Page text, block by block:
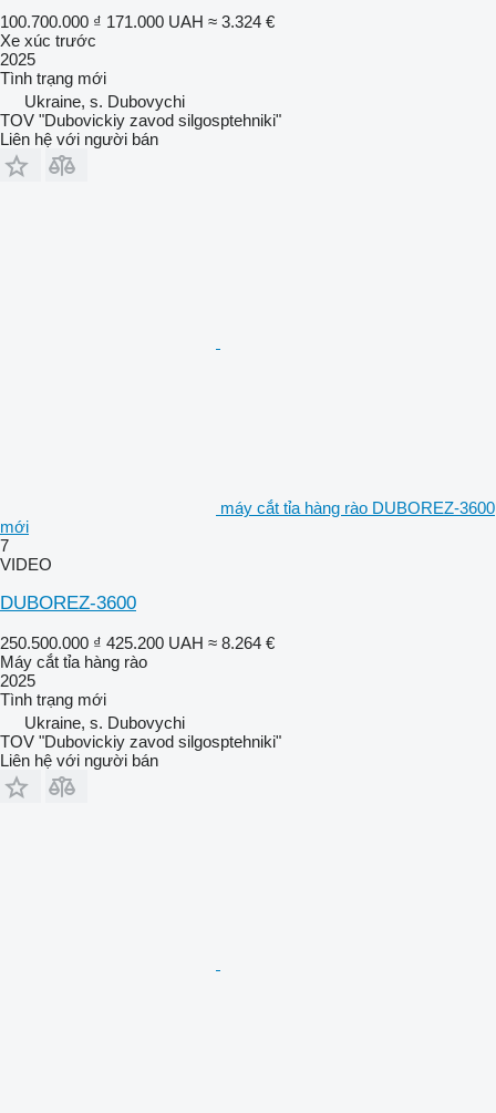
100.700.000 ₫ 171.000 UAH ≈ 3.324 €
Xe xúc trước
2025
Tình trạng mới
Ukraine, s. Dubovychi
TOV "Dubovickiy zavod silgosptehniki"
Liên hệ với người bán
máy cắt tỉa hàng rào DUBOREZ-3600
mới
7
VIDEO
DUBOREZ-3600
250.500.000 ₫ 425.200 UAH ≈ 8.264 €
Máy cắt tỉa hàng rào
2025
Tình trạng mới
Ukraine, s. Dubovychi
TOV "Dubovickiy zavod silgosptehniki"
Liên hệ với người bán